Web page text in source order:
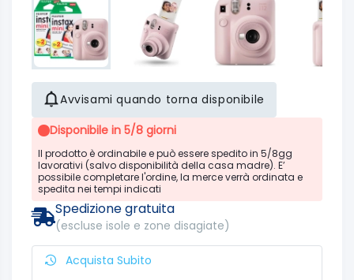
Avvisami quando torna disponibile
Disponibile in 5/8 giorni
Il prodotto è ordinabile e può essere spedito in 5/8gg
lavorativi (salvo disponibilità della casa madre). E’
possibile completare l'ordine, la merce verrà ordinata e
spedita nei tempi indicati
Spedizione gratuita
(escluse isole e zone disagiate)
Acquista Subito